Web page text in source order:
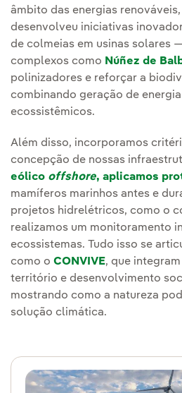
âmbito das energias
desenvolveu iniciativas
de colmeias em usinas solares
complexos como Núñez de
polinizadores e reforçar a
combinando geração de
ecossistêmicos.
Além disso, incorporamos
concepção de nossas
eólico offshore, aplicamos
mamíferos marinhos antes e
projetos hidrelétricos, como o
realizamos um monitoramento
ecossistemas. Tudo isso se
como o CONVIVE, que
território e desenvolvimento
mostrando como a natureza
solução climática.